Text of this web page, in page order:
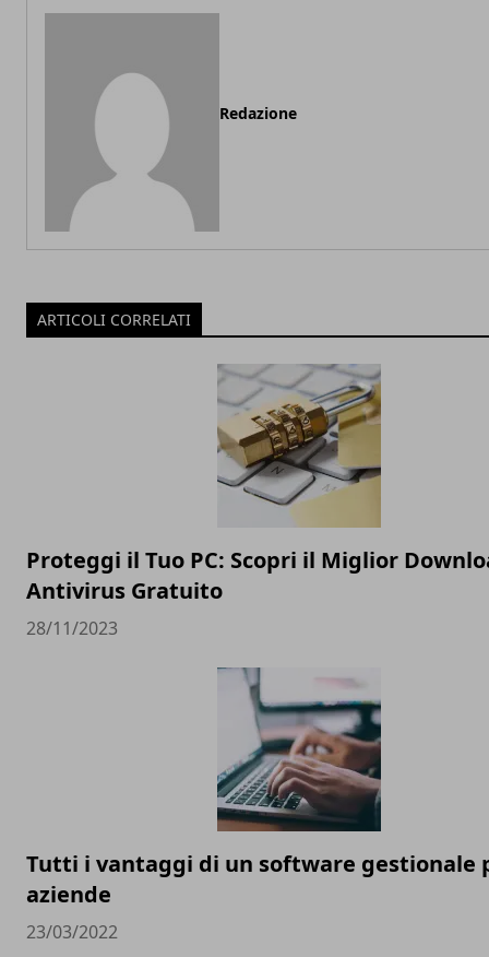
Redazione
ARTICOLI CORRELATI
Proteggi il Tuo PC: Scopri il Miglior
Antivirus Gratuito
28/11/2023
Tutti i vantaggi di un software gestionale
aziende
23/03/2022